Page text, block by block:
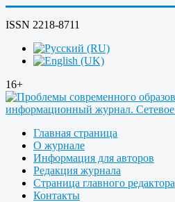
ISSN 2218-8711
16+
Главная страница
О журнале
Информация для авторов
Редакция журнала
Страница главного редактора
Контакты